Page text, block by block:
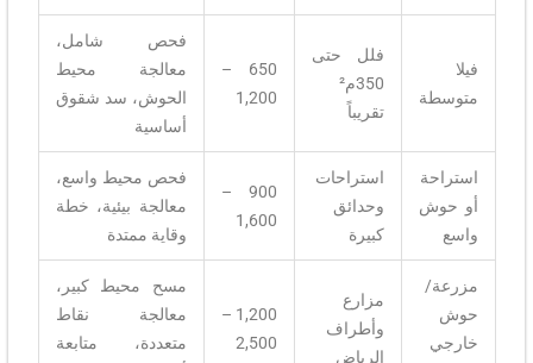
فيلا
متوسطة
فلل حتى
350م²
تقريباً
650 –
1,200
فحص شامل،
معالجة محيط
الحوش، سد شقوق
أساسية
استراحة
أو حوش
واسع
استراحات
وحدائق
كبيرة
900 –
1,600
فحص محيط واسع،
معالجة بيئية، خطة
وقاية ممتدة
مزرعة/
حوش
خارجي
مزارع
وأطراف
الرياض
1,200 –
2,500
مسح محيط كبير،
معالجة نقاط
متعددة، متابعة